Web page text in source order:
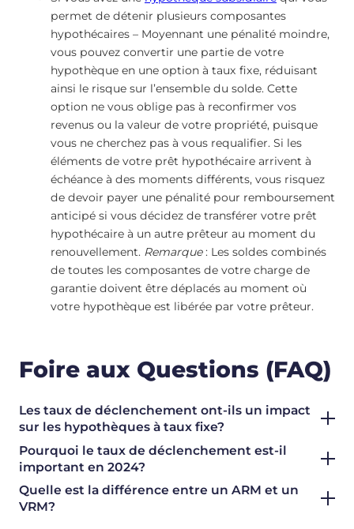
permet de détenir plusieurs composantes
hypothécaires – Moyennant une pénalité moindre,
vous pouvez convertir une partie de votre
hypothèque en une option à taux fixe, réduisant
ainsi le risque sur l’ensemble du solde. Cette
option ne vous oblige pas à reconfirmer vos
revenus ou la valeur de votre propriété, puisque
vous ne cherchez pas à vous requalifier. Si les
éléments de votre prêt hypothécaire arrivent à
échéance à des moments différents, vous risquez
de devoir payer une pénalité pour remboursement
anticipé si vous décidez de transférer votre prêt
hypothécaire à un autre prêteur au moment du
renouvellement. Remarque: Les soldes combinés
de toutes les composantes de votre charge de
garantie doivent être déplacés au moment où
votre hypothèque est libérée par votre prêteur.
Foire aux Questions (FAQ)
Les taux de déclenchement ont-ils un impact
sur les hypothèques à taux fixe?
Pourquoi le taux de déclenchement est-il
important en 2024?
Quelle est la différence entre un ARM et un
VRM?